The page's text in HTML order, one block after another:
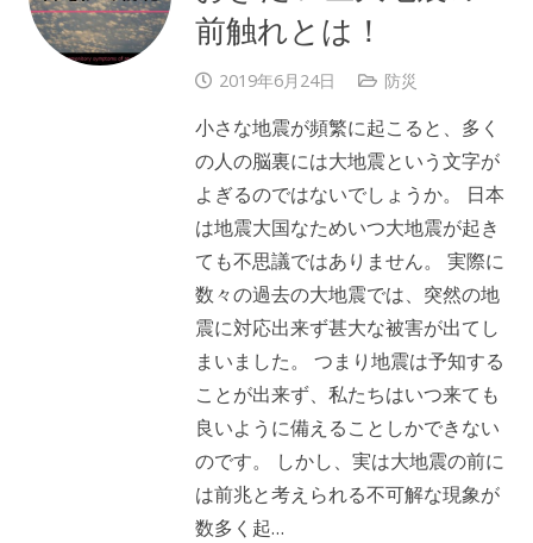
前触れとは！
2019年6月24日 防災
小さな地震が頻繁に起こると、多く
の人の脳裏には大地震という文字が
よぎるのではないでしょうか。 日本
は地震大国なためいつ大地震が起き
ても不思議ではありません。 実際に
数々の過去の大地震では、突然の地
震に対応出来ず甚大な被害が出てし
まいました。 つまり地震は予知する
ことが出来ず、私たちはいつ来ても
良いように備えることしかできない
のです。 しかし、実は大地震の前に
は前兆と考えられる不可解な現象が
数多く起…